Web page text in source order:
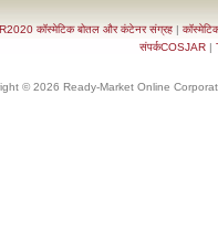
कॉस्मेटिक बोतल और कंटेनर संग्रह |
संपर्कCOSJAR |
© 2026 Ready-Market Online